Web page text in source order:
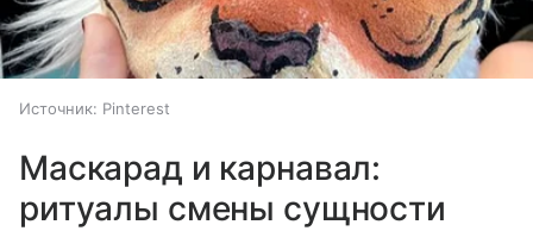
Источник: Pinterest
Маскарад и карнавал:
ритуалы смены сущности